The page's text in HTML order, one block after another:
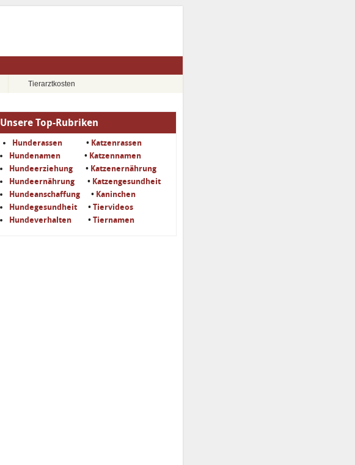
Tierarztkosten
Unsere Top-Rubriken
Hunderassen • Katzenrassen
Hundenamen
• Katzennamen
Hundeerziehung • Katzenernährung
Hundeernährung • Katzengesundheit
Hundeanschaffung • Kaninchen
Hundegesundheit • Tiervideos
Hundeverhalten • Tiernamen